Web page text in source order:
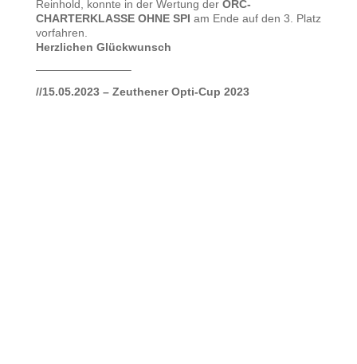
Reinhold, konnte in der Wertung der ORC-
CHARTERKLASSE OHNE SPI am Ende auf den 3. Platz
vorfahren.
Herzlichen Glückwunsch
————————–
//15.05.2023 – Zeuthener Opti-Cup 2023